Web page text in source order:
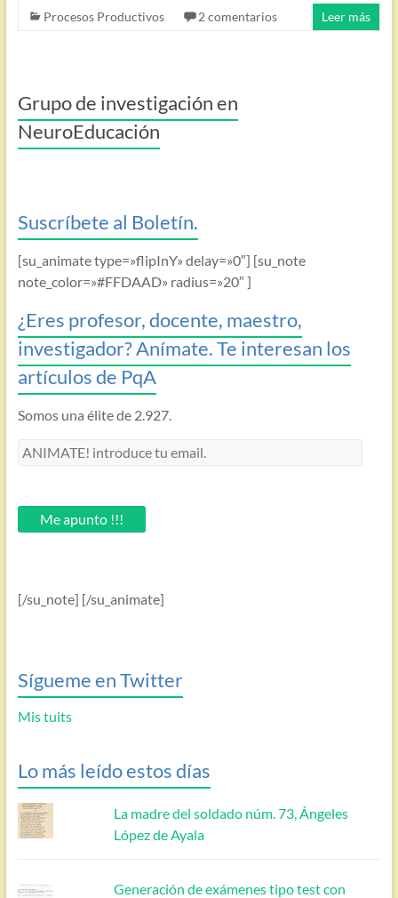
Procesos Productivos
2 comentarios Leer más
Grupo de investigación en
NeuroEducación
Suscríbete al Boletín.
[su_animate type=»flipInY» delay=»0″] [su_note
note_color=»#FFDAAD» radius=»20″ ]
¿Eres profesor, docente, maestro,
investigador? Anímate. Te interesan los
artículos de PqA
Somos una élite de 2.927.
ANIMATE!
email.Me apunto !!!
[/su_note] [/su_animate]
Sígueme en Twitter
Mis tuits
Lo más leído estos días
La madre del soldado núm. 73, Ángeles
López de Ayala
Generación de exámenes tipo test con